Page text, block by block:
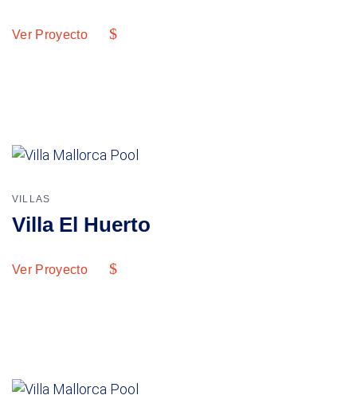
Ver Proyecto
VILLAS
Villa El Huerto
Ver Proyecto